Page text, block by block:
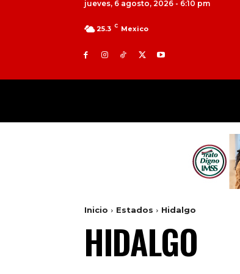
jueves, 6 agosto, 2026 - 6:10 pm
25.3 C Mexico
TOLUCA 98.9 FM |
104.7 FM | VALLE DE BRAVO 93.5 FM
Inicio Estados Hidalgo
HIDALGO